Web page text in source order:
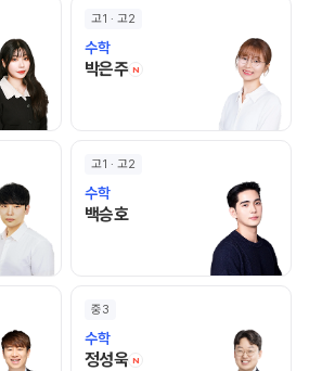
바로가기
고1 · 고2
수학
박은주 N 박은주 선생님 홈 바로
바로가기
고1 · 고2
수학
백승호백승호 선생님 홈 바로가기
바로가기
중3
수학
정성욱 N 정성욱 선생님 홈 바로